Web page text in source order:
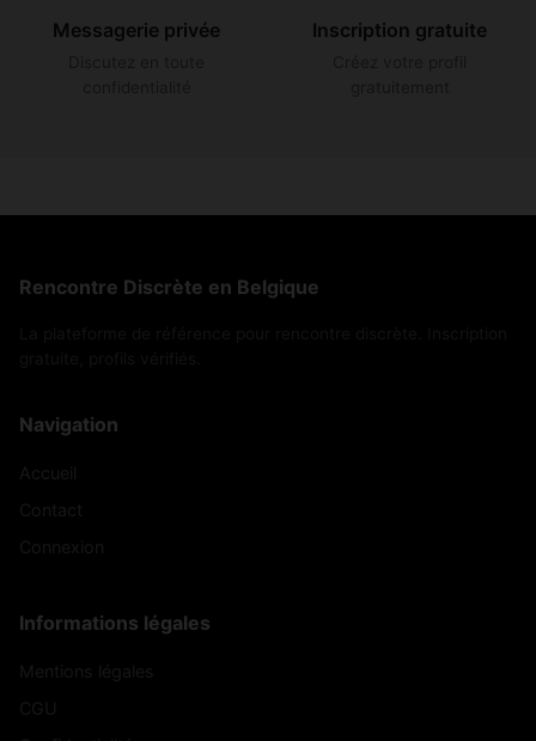
Messagerie privée Inscription gratuite
Rencontre Discrète en Belgique
Navigation
Informations légales